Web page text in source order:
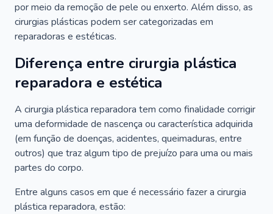
por meio da remoção de pele ou enxerto. Além disso, as
cirurgias plásticas podem ser categorizadas em
reparadoras e estéticas.
Diferença entre cirurgia plástica
reparadora e estética
A cirurgia plástica reparadora tem como finalidade corrigir
uma deformidade de nascença ou característica adquirida
(em função de doenças, acidentes, queimaduras, entre
outros) que traz algum tipo de prejuízo para uma ou mais
partes do corpo.
Entre alguns casos em que é necessário fazer a cirurgia
plástica reparadora, estão: